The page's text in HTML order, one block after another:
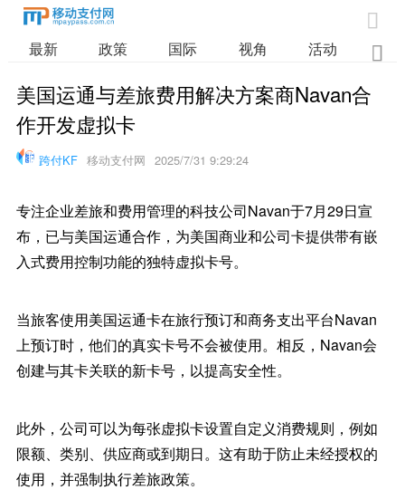

最新 政策 国际 视角 活动 业

美国运通与差旅费用解决方案商Navan合
作开发虚拟卡
跨付KF 移动支付网 2025/7/31 9:29:24
专注企业差旅和费用管理的科技公司Navan于7月29日宣
布，已与美国运通合作，为美国商业和公司卡提供带有嵌
入式费用控制功能的独特虚拟卡号。
当旅客使用美国运通卡在旅行预订和商务支出平台Navan
上预订时，他们的真实卡号不会被使用。相反，Navan会
创建与其卡关联的新卡号，以提高安全性。
此外，公司可以为每张虚拟卡设置自定义消费规则，例如
限额、类别、供应商或到期日。这有助于防止未经授权的
使用，并强制执行差旅政策。